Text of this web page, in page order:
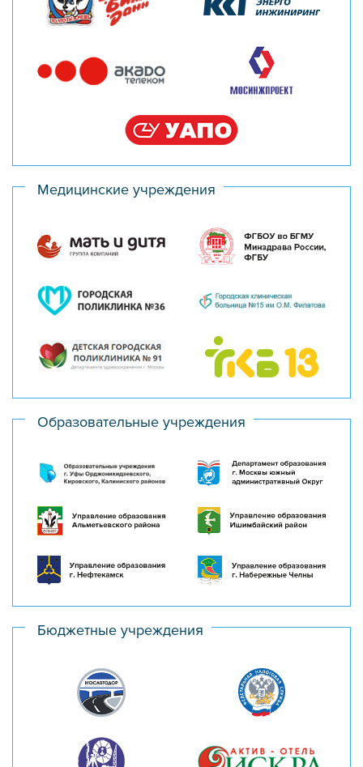
Медицинские учреждения
Образовательные учреждения
Бюджетные учреждения